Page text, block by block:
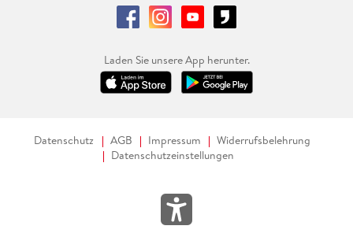
Laden Sie unsere App herunter.
Datenschutz AGB Impressum
Widerrufsbelehrung
Datenschutzeinstellungen